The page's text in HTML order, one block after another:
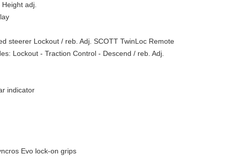
adj.
steerer Lockout / reb. Adj. SCOTT TwinLoc Remote
Lockout - Traction Control - Descend / reb. Adj.
indicator
Evo lock-on grips